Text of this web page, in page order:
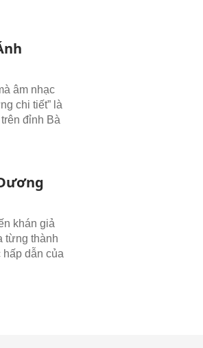
âm nhạc
chi tiết” là
đỉnh Bà
khán giả
từng thành
dẫn của